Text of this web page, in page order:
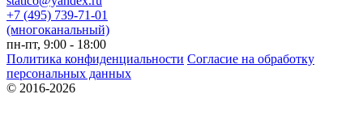
+7 (495) 739-71-01
(многоканальный)
пн-пт, 9:00 - 18:00
Политика конфиденциальности Согласие на обработку
персональных данных
© 2016-2026